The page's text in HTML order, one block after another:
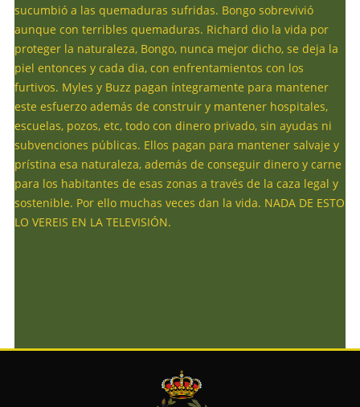
sucumbió a las quemaduras sufridas. Bongo sobrevivió
aunque con terribles quemaduras. Richard dio la vida por
proteger la naturaleza, Bongo, nunca mejor dicho, se deja la
piel entonces y cada dia, con enfrentamientos con los
furtivos. Myles y Buzz pagan íntegramente para mantener
este esfuerzo además de construir y mantener hospitales,
escuelas, pozos, etc, todo con dinero privado, sin ayudas ni
subvenciones públicas. Ellos pagan para mantener salvaje y
prístina esa naturaleza, además de conseguir dinero y carne
para los habitantes de esas zonas a través de la caza legal y
sostenible. Por ello muchas veces dan la vida. NADA DE ESTO
LO VEREIS EN LA TELEVISIÓN.